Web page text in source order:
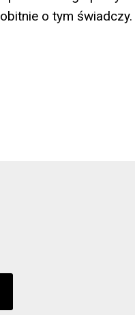
o tym świadczy.